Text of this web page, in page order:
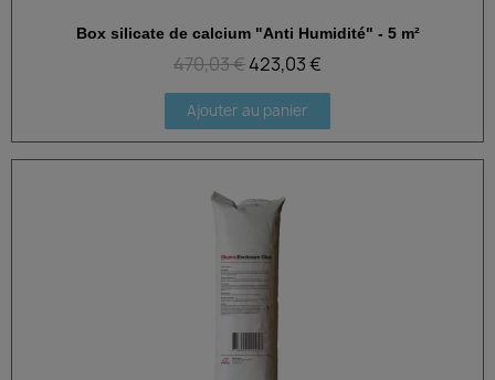
Aperçu rapide
Box silicate de calcium "Anti Humidité" - 5 m²
470,03 €423,03 €
Ajouter au panier